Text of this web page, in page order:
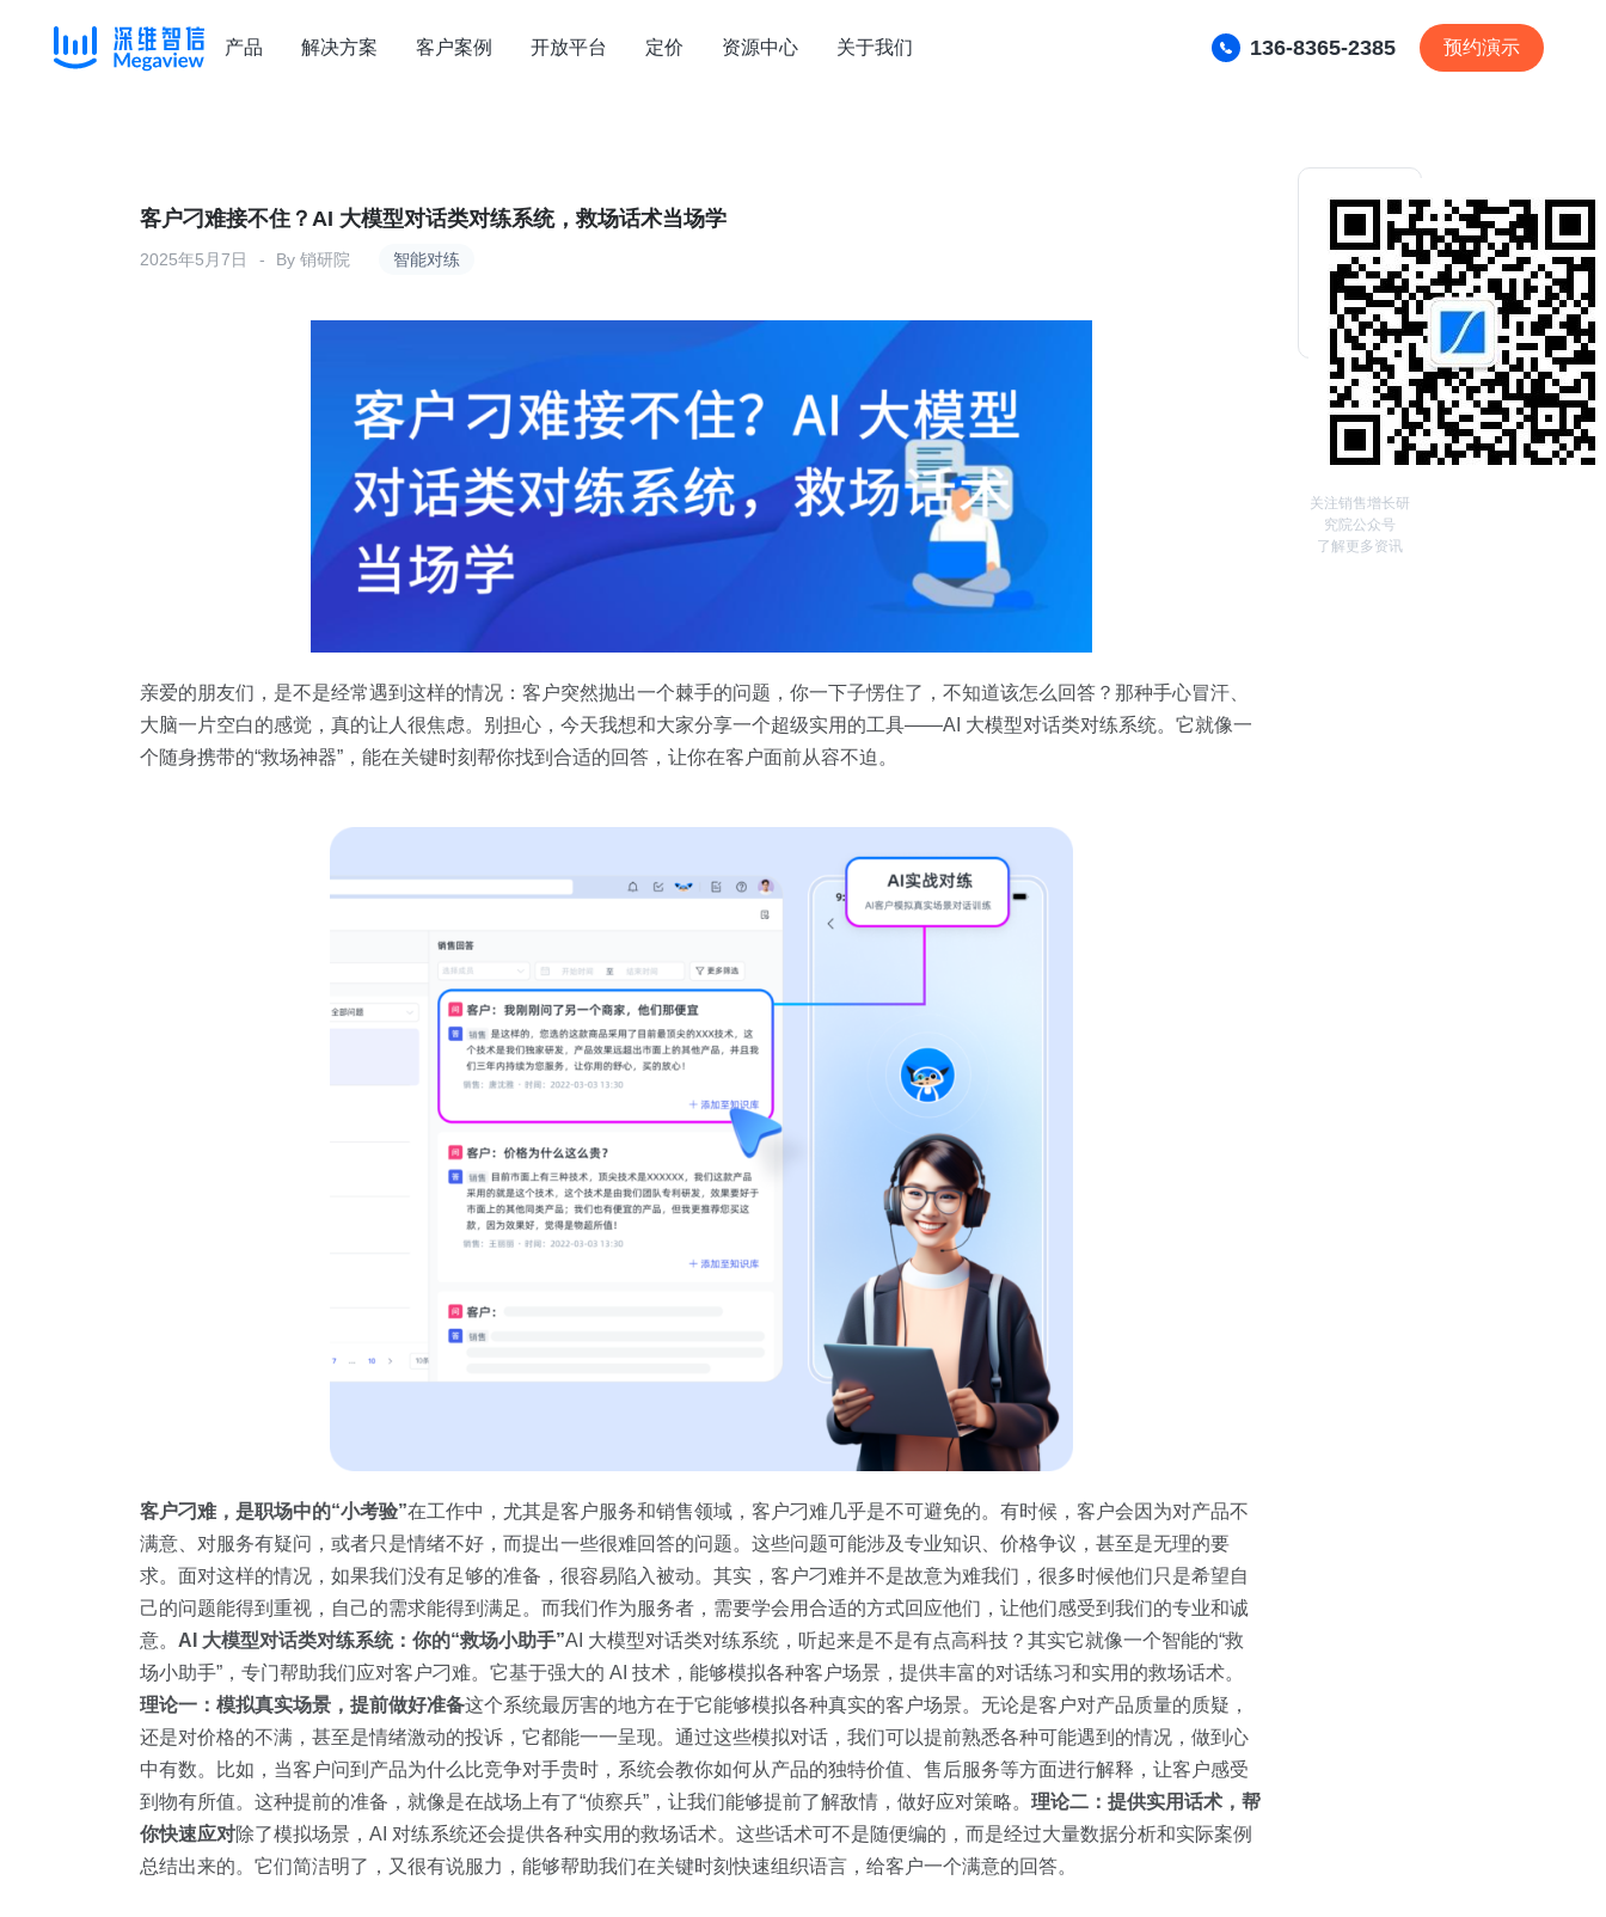
产品 解决方案 客户案例 开放平台 定价 资源中心 关于我们 136-8365-2385 预约演示
智能对练
客户刁难接不住？AI 大模型对话类对练系统，救场话术当场学
2025年5月7日 By 销研院
亲爱的朋友们，是不是经常遇到这样的情况：客户突然抛出一个棘手的问题，你一下子愣住了，不知道该怎么回答？那种手心冒汗、
大脑一片空白的感觉，真的让人很焦虑。别担心，今天我想和大家分享一个超级实用的工具——AI 大模型对话类对练系统。它就像一
个随身携带的“救场神器”，能在关键时刻帮你找到合适的回答，让你在客户面前从容不迫。
客户刁难，是职场中的“小考验”在工作中，尤其是客户服务和销售领域，客户刁难几乎是不可避免的。有时候，客户会因为对产品不
满意、对服务有疑问，或者只是情绪不好，而提出一些很难回答的问题。这些问题可能涉及专业知识、价格争议，甚至是无理的要
求。面对这样的情况，如果我们没有足够的准备，很容易陷入被动。其实，客户刁难并不是故意为难我们，很多时候他们只是希望自
己的问题能得到重视，自己的需求能得到满足。而我们作为服务者，需要学会用合适的方式回应他们，让他们感受到我们的专业和诚
意。 AI 大模型对话类对练系统：你的“救场小助手”AI 大模型对话类对练系统，听起来是不是有点高科技？其实它就像一个智能的“救
场小助手”，专门帮助我们应对客户刁难。它基于强大的 AI 技术，能够模拟各种客户场景，提供丰富的对话练习和实用的救场话术。
理论一：模拟真实场景，提前做好准备这个系统最厉害的地方在于它能够模拟各种真实的客户场景。无论是客户对产品质量的质疑，
还是对价格的不满，甚至是情绪激动的投诉，它都能一一呈现。通过这些模拟对话，我们可以提前熟悉各种可能遇到的情况，做到心
中有数。比如，当客户问到产品为什么比竞争对手贵时，系统会教你如何从产品的独特价值、售后服务等方面进行解释，让客户感受
到物有所值。这种提前的准备，就像是在战场上有了“侦察兵”，让我们能够提前了解敌情，做好应对策略。 理论二：提供实用话术，帮
你快速应对除了模拟场景，AI 对练系统还会提供各种实用的救场话术。这些话术可不是随便编的，而是经过大量数据分析和实际案例
总结出来的。它们简洁明了，又很有说服力，能够帮助我们在关键时刻快速组织语言，给客户一个满意的回答。
关注销售增长研
究院公众号
了解更多资讯